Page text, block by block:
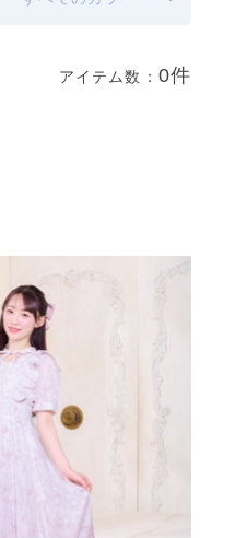
アイテム数： 0件